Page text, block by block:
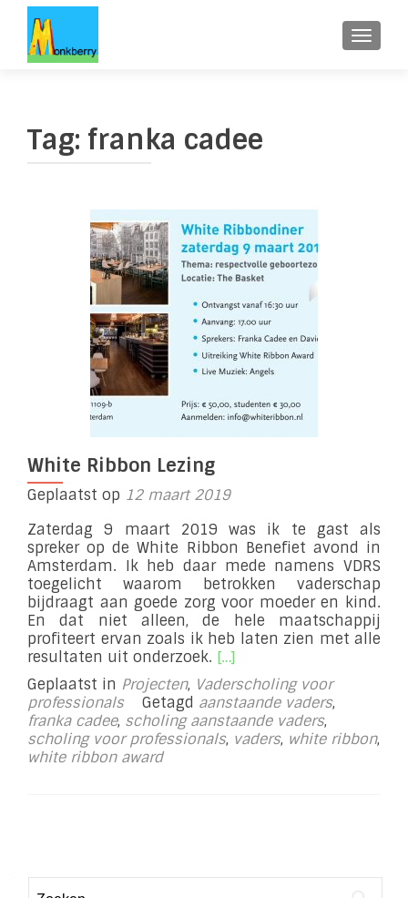
Tag: franka cadee
White Ribbon Lezing
Geplaatst op 12 maart 2019
Zaterdag 9 maart 2019 was ik te gast als
spreker op de White Ribbon Benefiet avond in
Amsterdam. Ik heb daar mede namens VDRS
toegelicht waarom betrokken vaderschap
bijdraagt aan goede zorg voor moeder en kind.
En dat niet alleen, de hele maatschappij
profiteert ervan zoals ik heb laten zien met alle
resultaten uit onderzoek. Lees
meer
overWhite
Ribbon
Lezing
[…]
Geplaatst in Projecten, Vaderscholing voor
professionals
Getagd aanstaande vaders,
franka cadee, scholing aanstaande vaders,
scholing voor professionals, vaders, white ribbon,
white ribbon award
navigation